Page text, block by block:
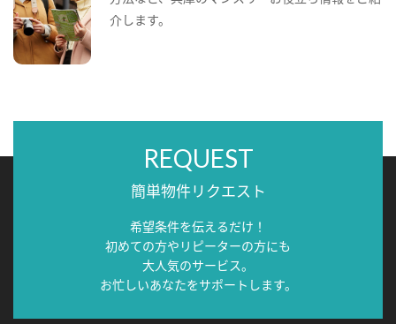
介します。
REQUEST
簡単物件リクエスト
希望条件を伝えるだけ！
初めての方やリピーターの方にも
大人気のサービス。
お忙しいあなたをサポートします。